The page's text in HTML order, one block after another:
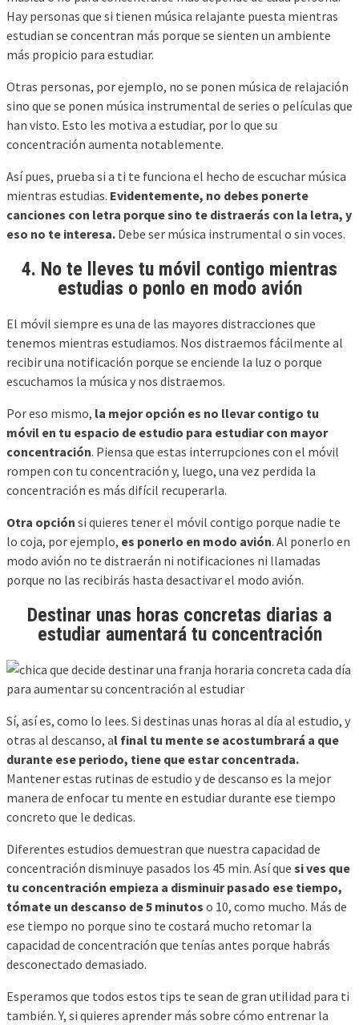
Hay personas que si tienen música relajante puesta mientras
estudian se concentran más porque se sienten un ambiente
más propicio para estudiar.
Otras personas, por ejemplo, no se ponen música de relajación
sino que se ponen música instrumental de series o películas que
han visto. Esto les motiva a estudiar, por lo que su
concentración aumenta notablemente.
Así pues, prueba si a ti te funciona el hecho de escuchar música
mientras estudias. Evidentemente, no debes ponerte
canciones con letra porque sino te distraerás con la letra, y
eso no te interesa. Debe ser música instrumental o sin voces.
4. No te lleves tu móvil contigo mientras
estudias o ponlo en modo avión
El móvil siempre es una de las mayores distracciones que
tenemos mientras estudiamos. Nos distraemos fácilmente al
recibir una notificación porque se enciende la luz o porque
escuchamos la música y nos distraemos.
Por eso mismo, la mejor opción es no llevar contigo tu
móvil en tu espacio de estudio para estudiar con mayor
concentración. Piensa que estas interrupciones con el móvil
rompen con tu concentración y, luego, una vez perdida la
concentración es más difícil recuperarla.
Otra opción si quieres tener el móvil contigo porque nadie te
lo coja, por ejemplo, es ponerlo en modo avión. Al ponerlo en
modo avión no te distraerán ni notificaciones ni llamadas
porque no las recibirás hasta desactivar el modo avión.
Destinar unas horas concretas diarias a
estudiar aumentará tu concentración
Sí, así es, como lo lees. Si destinas unas horas al día al estudio, y
otras al descanso, al final tu mente se acostumbrará a que
durante ese periodo, tiene que estar concentrada.
Mantener estas rutinas de estudio y de descanso es la mejor
manera de enfocar tu mente en estudiar durante ese tiempo
concreto que le dedicas.
Diferentes estudios demuestran que nuestra capacidad de
concentración disminuye pasados los 45 min. Así que si ves que
tu concentración empieza a disminuir pasado ese tiempo,
tómate un descanso de 5 minutos o 10, como mucho. Más de
ese tiempo no porque sino te costará mucho retomar la
capacidad de concentración que tenías antes porque habrás
desconectado demasiado.
Esperamos que todos estos tips te sean de gran utilidad para ti
también. Y, si quieres aprender más sobre cómo entrenar la